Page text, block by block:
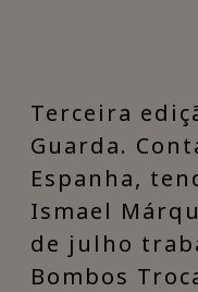
​Terceira
Guarda.
Espanha,
Ismael
de julho
Bombos